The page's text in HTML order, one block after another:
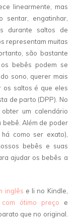
linearmente, mas
sentar, engatinhar,
durante saltos de
representam muitas
são bastante
bebês podem se
sono, querer mais
os saltos é que eles
de parto (DPP). No
um calendário
Além de poder
como ser exato),
bebês e suas
ajudar os bebês a
inglês e li no Kindle,
com ótimo preço e
que no original.